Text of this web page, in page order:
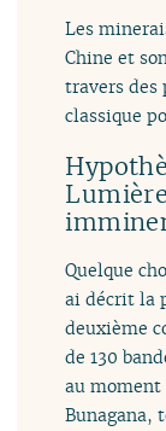
Les
Chine et
travers des
classique
Lumière
Quelque
ai décrit la
deuxième
de 130
au moment
Bunagana,